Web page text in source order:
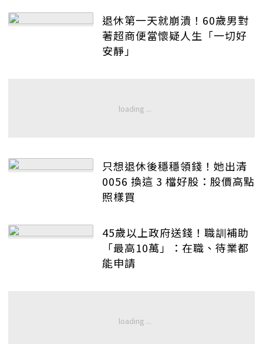
退休第一天就崩潰！60歲男對
著超商便當懷疑人生「一切好
安靜」
只想退休後穩穩領錢！她出清
0056 換這 3 檔好股：股價高點
照樣買
45歲以上政府送錢！職訓補助
「最高10萬」：在職、待業都
能申請